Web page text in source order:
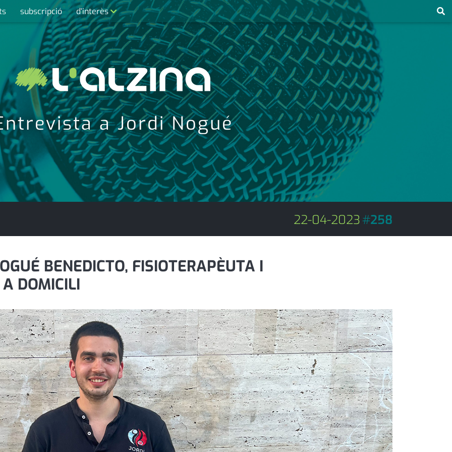
subscripció d'interès
contacte
farmàcies
telèfons
calendari
a Jordi Nogué
22-04-2023#258
BENEDICTO, FISIOTERAPÈUTA I
DOMICILI